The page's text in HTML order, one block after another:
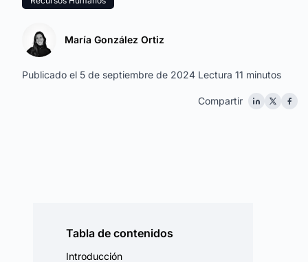
María González Ortiz
Lectura 11 minutos
Publicado el 5 de septiembre de 2024
Compartir
Tabla de contenidos
Introducción